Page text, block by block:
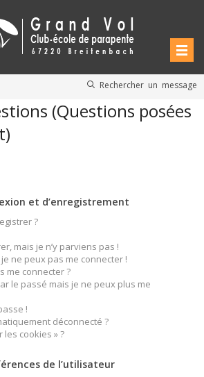
Rechercher un message
(Questions posées
et d’enregistrement
?
mais je n’y parviens pas !
ne peux pas me connecter !
me connecter ?
le passé mais je ne peux plus me
!
déconnecté ?
les cookies » ?
de l’utilisateur